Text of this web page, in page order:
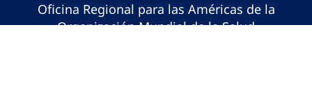
Oficina Regional para las Américas de la
Organización Mundial de la Salud